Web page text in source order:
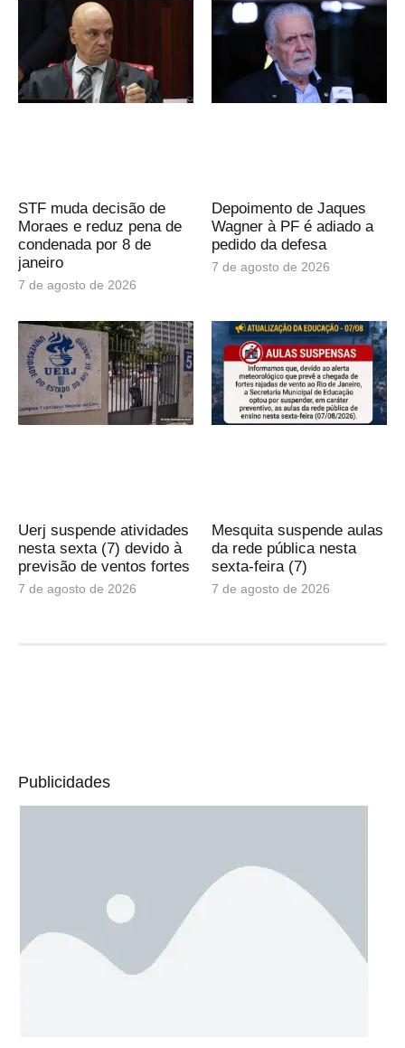
STF muda decisão de
Moraes e reduz pena de
condenada por 8 de
janeiro
7 de agosto de 2026
Depoimento de Jaques
Wagner à PF é adiado a
pedido da defesa
7 de agosto de 2026
Uerj suspende atividades
nesta sexta (7) devido à
previsão de ventos fortes
7 de agosto de 2026
Mesquita suspende aulas
da rede pública nesta
sexta-feira (7)
7 de agosto de 2026
Publicidades